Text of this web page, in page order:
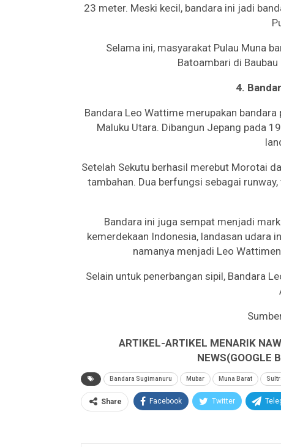
23 meter. Meski kecil, bandara ini jadi
Selama ini, masyarakat Pulau Muna
Batoambari di
4.
Bandara Leo Wattime merupakan
Maluku Utara. Dibangun Jepang pada
Setelah Sekutu berhasil merebut Morotai
tambahan. Dua berfungsi sebagai
Bandara ini juga sempat menjadi
kemerdekaan Indonesia, landasan udara
namanya menjadi Leo
Selain untuk penerbangan sipil, Bandara
ARTIKEL-ARTIKEL MENARIK
NEWS(GOOGLE
Bandara Sugimanuru Mubar Muna Barat
Share Facebook Twitter